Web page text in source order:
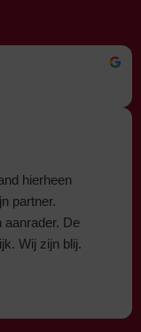
hierheen
partner.
aanrader. De
Wij zijn blij.